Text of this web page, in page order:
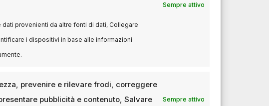
Sempre attivo
dati provenienti da altre fonti di dati, Collegare
i dispositivi in base alle informazioni
prevenire e rilevare frodi, correggere
pubblicità e contenuto, Salvare
Sempre attivo